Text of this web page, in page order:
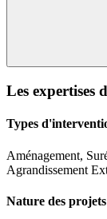
Les expertises
Types
Aménagement,
Agrandissement
Nature des projets